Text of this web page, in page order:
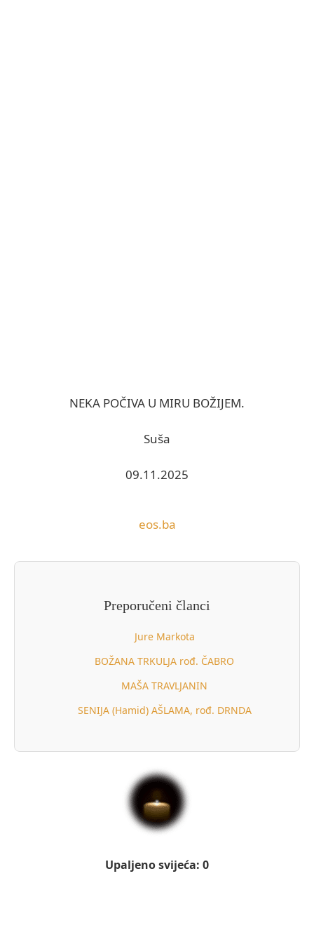
NEKA POČIVA U MIRU BOŽIJEM.
Suša
09.11.2025
eos.ba
Preporučeni članci
Jure Markota
BOŽANA TRKULJA rođ. ČABRO
MAŠA TRAVLJANIN
SENIJA (Hamid) AŠLAMA, rođ. DRNDA
Upaljeno svijeća: 0